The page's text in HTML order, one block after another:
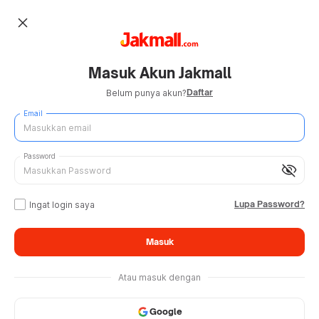
close
Masuk Akun Jakmall
Belum punya akun?Daftar
Email
visibility_off
Password
Ingat login saya Lupa Password?
Masuk
Atau masuk dengan
Google